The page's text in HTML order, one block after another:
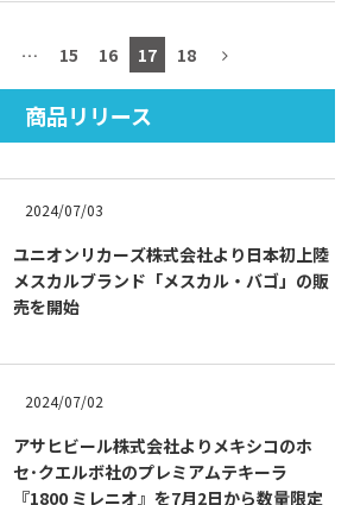
TEQUILA JOURNAL
テキーラとは
テキーラマップ
トピックス
… 15 16 17 18
商品リリース
2024/07/03
ユニオンリカーズ株式会社より日本初上陸
メスカルブランド「メスカル・バゴ」の販
売を開始
2024/07/02
アサヒビール株式会社よりメキシコのホ
セ･クエルボ社のプレミアムテキーラ
『1800 ミレニオ』を7月2日から数量限定